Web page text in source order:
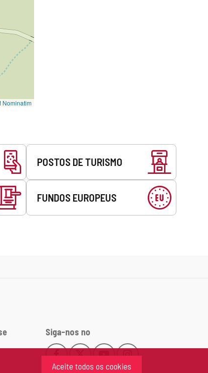
Aceite todos os cookies
Nominatim
POSTOS DE TURISMO
FUNDOS EUROPEUS
Siga-nos no
Este
enlace
Este
enlace
Este
enlace
Este
enlace